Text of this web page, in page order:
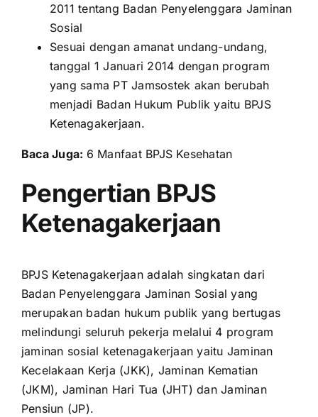
2011 tentang Badan Penyelenggara Jaminan
Sosial
Sesuai dengan amanat undang-undang,
tanggal 1 Januari 2014 dengan program
yang sama PT Jamsostek akan berubah
menjadi Badan Hukum Publik yaitu BPJS
Ketenagakerjaan.
Baca Juga: 6 Manfaat BPJS Kesehatan
Pengertian BPJS
Ketenagakerjaan
BPJS Ketenagakerjaan adalah singkatan dari
Badan Penyelenggara Jaminan Sosial yang
merupakan badan hukum publik yang bertugas
melindungi seluruh pekerja melalui 4 program
jaminan sosial ketenagakerjaan yaitu Jaminan
Kecelakaan Kerja (JKK), Jaminan Kematian
(JKM), Jaminan Hari Tua (JHT) dan Jaminan
Pensiun (JP).